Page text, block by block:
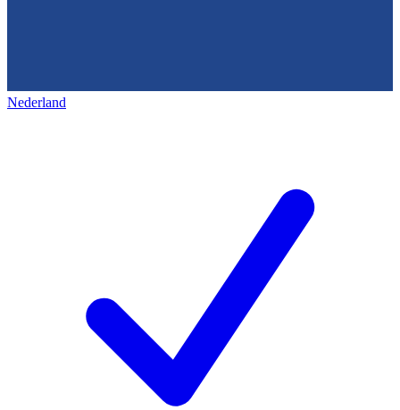
Nederland